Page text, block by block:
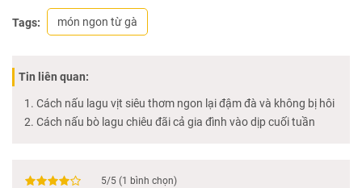
Tags: món ngon từ gà
Tin liên quan:
Cách nấu lagu vịt siêu thơm ngon lại đậm đà và không bị hôi
Cách nấu bò lagu chiêu đãi cả gia đình vào dịp cuối tuần
5/5 (1 bình chọn)